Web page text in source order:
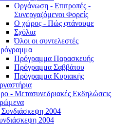
Οργάνωση - Επιτροπές -
Συνεργαζόμενοι Φορείς
Ο χώρος - Πώς φτάνουμε
Σχόλια
Όλοι οι συντελεστές
Πρόγραμμα Παρασκευής
Πρόγραμμα Σαββάτου
Πρόγραμμα Κυριακής
- Μετασυνεδριακές Εκδηλώσεις
Συνδιάσκεψη 2004
2004